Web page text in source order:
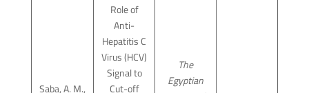
The
Egyptian
Role of
Anti-
Hepatitis C
Virus (HCV)
Signal to
Cut-off
Saba, A. M.,